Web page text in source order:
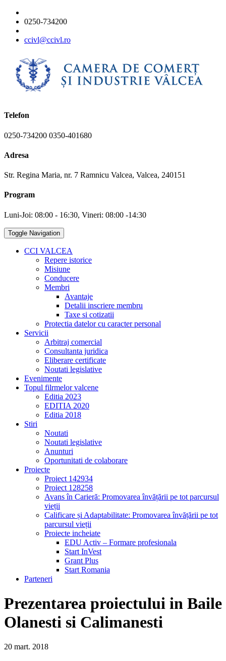
0250-734200
ccivl@ccivl.ro
Telefon
0250-734200 0350-401680
Adresa
Str. Regina Maria, nr. 7 Ramnicu Valcea, Valcea, 240151
Program
Luni-Joi: 08:00 - 16:30, Vineri: 08:00 -14:30
Toggle Navigation
CCI VALCEA
Repere istorice
Misiune
Conducere
Membri
Avantaje
Detalii inscriere membru
Taxe si cotizatii
Protectia datelor cu caracter personal
Servicii
Arbitraj comercial
Consultanta juridica
Eliberare certificate
Noutati legislative
Evenimente
Topul filrmelor valcene
Editia 2023
EDITIA 2020
Editia 2018
Stiri
Noutati
Noutati legislative
Anunturi
Oportunitati de colaborare
Proiecte
Proiect 142934
Proiect 128258
Avans în Carieră: Promovarea învățării pe tot parcursul
vieții
Calificare și Adaptabilitate: Promovarea învățării pe tot
parcursul vieții
Proiecte incheiate
EDU Activ – Formare profesionala
Start InVest
Grant Plus
Start Romania
Parteneri
Prezentarea proiectului in Baile
Olanesti si Calimanesti
20 mart. 2018